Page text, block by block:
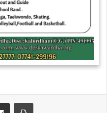
Share via Email Print